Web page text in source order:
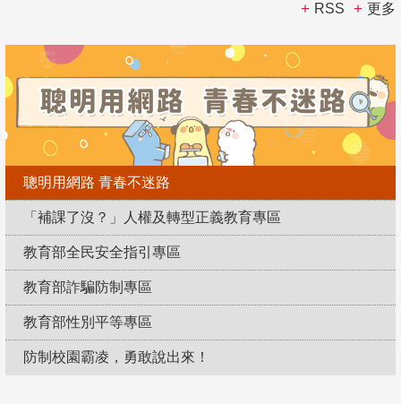
RSS 更多
聰明用網路 青春不迷路
「補課了沒？」人權及轉型正義教育專區
教育部全民安全指引專區
教育部詐騙防制專區
教育部性別平等專區
防制校園霸凌，勇敢說出來！